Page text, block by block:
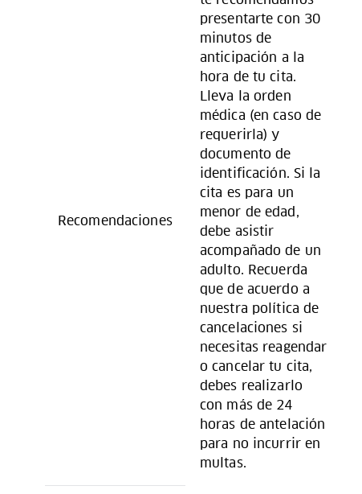
Recomendaciones
presentarte con 30
minutos de
anticipación a la
hora de tu cita.
Lleva la orden
médica (en caso de
requerirla) y
documento de
identificación. Si la
cita es para un
menor de edad,
debe asistir
acompañado de un
adulto. Recuerda
que de acuerdo a
nuestra política de
cancelaciones si
necesitas reagendar
o cancelar tu cita,
debes realizarlo
con más de 24
horas de antelación
para no incurrir en
multas.